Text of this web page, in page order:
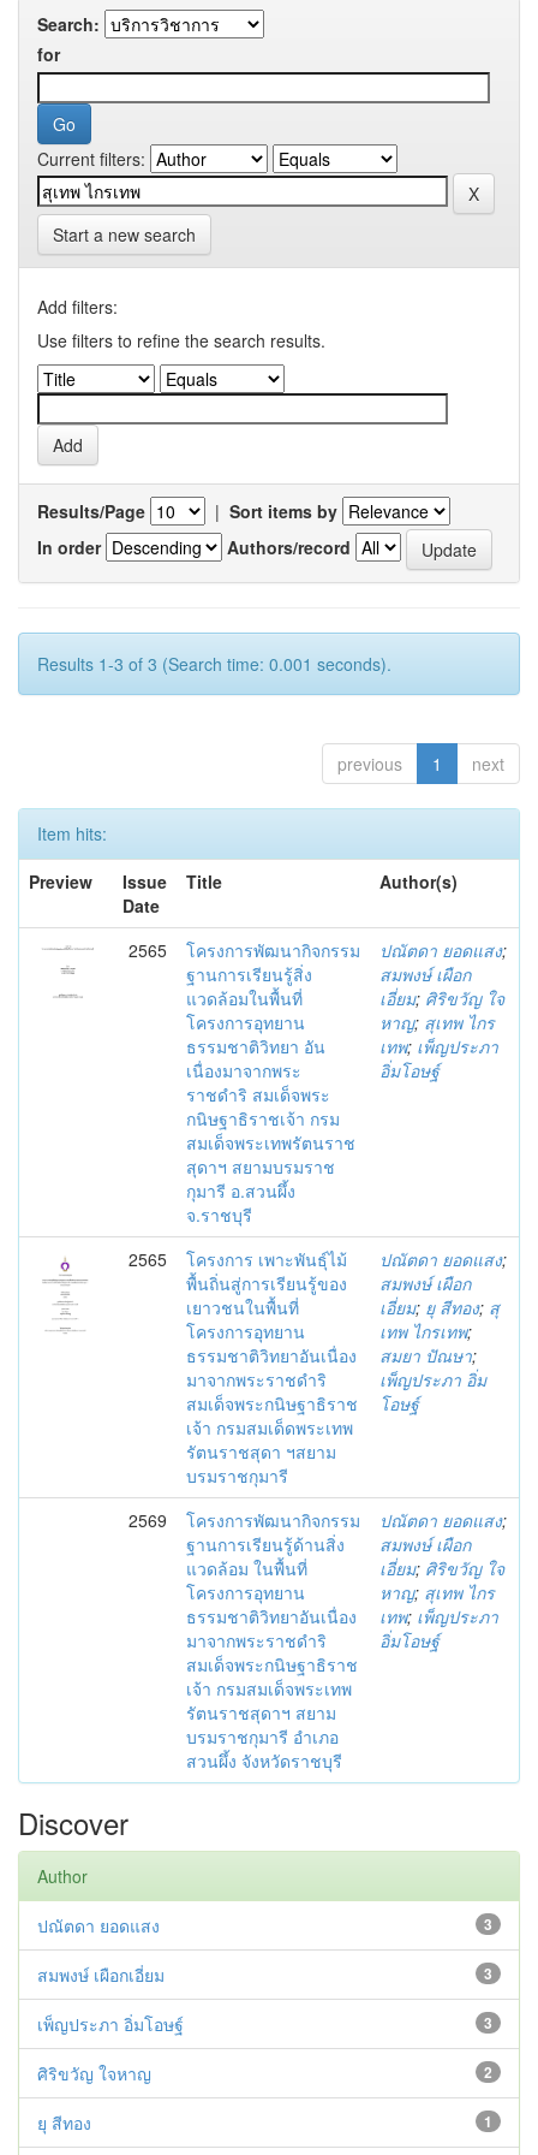
Search:
for
Current filters:
Start a new search
Add filters:
Use filters to refine the search results.
Results/Page | Sort items by
In order
Authors/record
Results 1-3 of 3 (Search time: 0.001 seconds).
previous 1 next
Item hits:
Preview
Issue
Date
Title Author(s)
2565
โครงการพัฒนากิจกรรม
ฐานการเรียนรู้สิ่ง
แวดล้อมในพื้นที่
โครงการอุทยาน
ธรรมชาติวิทยา อัน
เนื่องมาจากพระ
ราชดำริ สมเด็จพระ
กนิษฐาธิราชเจ้า กรม
สมเด็จพระเทพรัตนราช
สุดาฯ สยามบรมราช
กุมารี อ.สวนผึ้ง
จ.ราชบุรี
ปณัตดา ยอดแสง;
สมพงษ์ เผือก
เอี่ยม; ศิริขวัญ ใจ
หาญ; สุเทพ ไกร
เทพ; เพ็ญประภา
อิ่มโอษฐ์
2565
โครงการ เพาะพันธุ์ไม้
พื้นถิ่นสู่การเรียนรู้ของ
เยาวชนในพื้นที่
โครงการอุทยาน
ธรรมชาติวิทยาอันเนื่อง
มาจากพระราชดำริ
สมเด็จพระกนิษฐาธิราช
เจ้า กรมสมเด็ดพระเทพ
รัตนราชสุดา ฯสยาม
บรมราชกุมารี
ปณัตดา ยอดแสง;
สมพงษ์ เผือก
เอี่ยม; ยุ สีทอง; สุ
เทพ ไกรเทพ;
สมยา ปัณษา;
เพ็ญประภา อิ่ม
โอษฐ์
2569
โครงการพัฒนากิจกรรม
ฐานการเรียนรู้ด้านสิ่ง
แวดล้อม ในพื้นที่
โครงการอุทยาน
ธรรมชาติวิทยาอันเนื่อง
มาจากพระราชดำริ
สมเด็จพระกนิษฐาธิราช
เจ้า กรมสมเด็จพระเทพ
รัตนราชสุดาฯ สยาม
บรมราชกุมารี อำเภอ
สวนผึ้ง จังหวัดราชบุรี
ปณัตดา ยอดแสง;
สมพงษ์ เผือก
เอี่ยม; ศิริขวัญ ใจ
หาญ; สุเทพ ไกร
เทพ; เพ็ญประภา
อิ่มโอษฐ์
Discover
Author
3
ปณัตดา ยอดแสง
3
สมพงษ์ เผือกเอี่ยม
3
เพ็ญประภา อิ่มโอษฐ์
2
ศิริขวัญ ใจหาญ
1
ยุ สีทอง